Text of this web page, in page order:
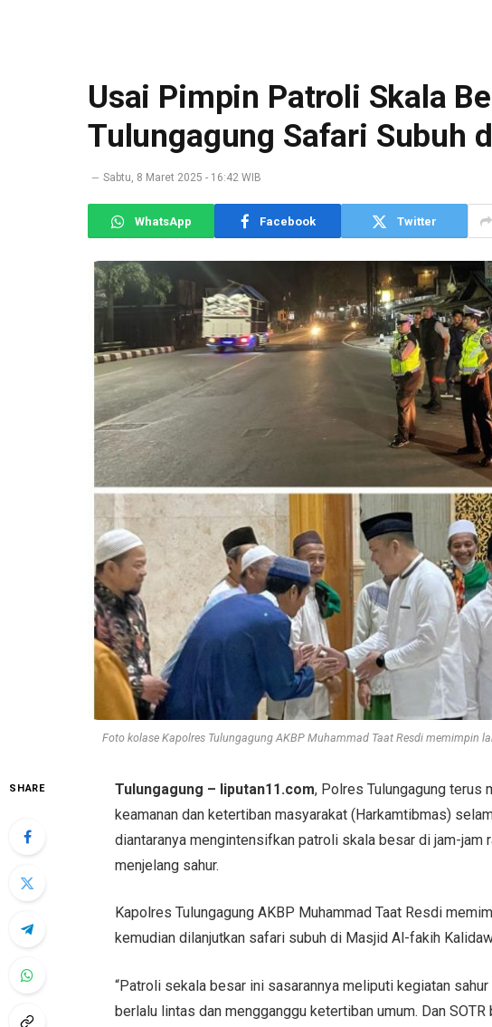
Usai Pimpin Patroli Skala
Tulungagung Safari Subuh
Sabtu, 8 Maret 2025 - 16:42 WIB
WhatsApp Facebook Twitter
Foto kolase Kapolres Tulungagung AKBP Muhammad Taat Resdi memimpin
SHARE Tulungagung – liputan11.com, Polres Tulungagung terus
keamanan dan ketertiban masyarakat (Harkamtibmas)
diantaranya mengintensifkan patroli skala besar di jam-jam
menjelang sahur.
Kapolres Tulungagung AKBP Muhammad Taat Resdi
kemudian dilanjutkan safari subuh di Masjid Al-fakih
“Patroli sekala besar ini sasarannya meliputi kegiatan
berlalu lintas dan mengganggu ketertiban umum. Dan